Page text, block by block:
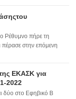
Ρέθυμνο πήρε τη
πέρασε στην επόμενη
ΕΚΑΣΚ για
2022
δύο στο Εφηβικό Β